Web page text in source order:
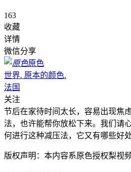
163
收藏
详情
微信分享
原色
世界. 原本的颜色.
法国
关注
节后在家待时间太长，容易出现焦
法，也许能帮你放松下来。我们请
何进行这种减压法，它又有哪些好处
版权声明：本内容系原色授权梨视